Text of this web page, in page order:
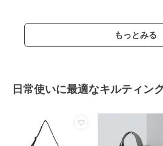
もっとみる
日常使いに最適なキルティン